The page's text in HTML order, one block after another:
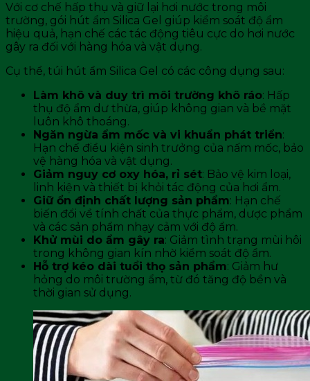
Với cơ chế hấp thụ và giữ lại hơi nước trong môi
trường, gói hút ẩm Silica Gel giúp kiểm soát độ ẩm
hiệu quả, hạn chế các tác động tiêu cực do hơi nước
gây ra đối với hàng hóa và vật dụng.
Cụ thể, túi hút ẩm Silica Gel có các công dụng sau:
Làm khô và duy trì môi trường khô ráo: Hấp
thụ độ ẩm dư thừa, giúp không gian và bề mặt
luôn khô thoáng.
Ngăn ngừa ẩm mốc và vi khuẩn phát triển:
Hạn chế điều kiện sinh trưởng của nấm mốc, bảo
vệ hàng hóa và vật dụng.
Giảm nguy cơ oxy hóa, rỉ sét: Bảo vệ kim loại,
linh kiện và thiết bị khỏi tác động của hơi ẩm.
Giữ ổn định chất lượng sản phẩm: Hạn chế
biến đổi về tính chất của thực phẩm, dược phẩm
và các sản phẩm nhạy cảm với độ ẩm.
Khử mùi do ẩm gây ra: Giảm tình trạng mùi hôi
trong không gian kín nhờ kiểm soát độ ẩm.
Hỗ trợ kéo dài tuổi thọ sản phẩm: Giảm hư
hỏng do môi trường ẩm, từ đó tăng độ bền và
thời gian sử dụng.